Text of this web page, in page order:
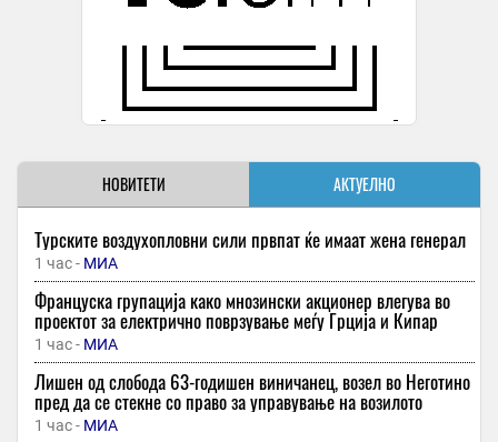
НОВИТЕТИ АКТУЕЛНО
Турските воздухопловни сили првпат ќе имаат жена генерал
1 час - МИА
Француска групација како мнозински акционер влегува во
проектот за електрично поврзување меѓу Грција и Кипар
1 час - МИА
Лишен од слобода 63-годишен виничанец, возел во Неготино
пред да се стекне со право за управување на возилото
1 час - МИА